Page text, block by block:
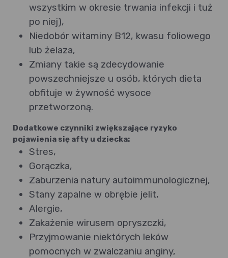
wszystkim w okresie trwania infekcji i tuż
po niej),
Niedobór witaminy B12, kwasu foliowego
lub żelaza,
Zmiany takie są zdecydowanie
powszechniejsze u osób, których dieta
obfituje w żywność wysoce
przetworzoną.
Dodatkowe czynniki zwiększające ryzyko
pojawienia się afty u dziecka:
Stres,
Gorączka,
Zaburzenia natury autoimmunologicznej,
Stany zapalne w obrębie jelit,
Alergie,
Zakażenie wirusem opryszczki,
Przyjmowanie niektórych leków
pomocnych w zwalczaniu anginy,